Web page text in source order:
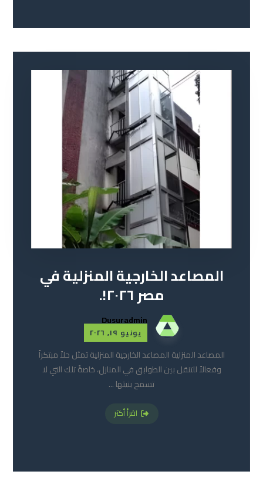
المصاعد الخارجية المنزلية في
مصر ٢٠٢٦!.
Dusuradmin
يونيو ١٩, ٢٠٢٦
المصاعد المنزلية المصاعد الخارجية المنزلية تمثل حلاً مبتكراً
وفعالاً للتنقل بين الطوابق في المنازل، خاصةً تلك التي لا
تسمح بنيتها ...
اقرأ أكثر